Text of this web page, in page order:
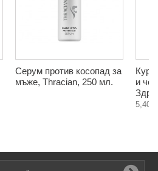
Серум против косопад за
мъже, Thracian, 250 мл.
и
5,40 €